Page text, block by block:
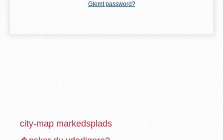
Glemt password?
city-map markedsplads